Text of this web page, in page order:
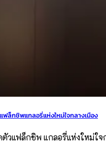
ฟล็กชิพแกลอรี่แห่งใหม่ใจกลางเมือง
ตัวแฟล็กชิพ แกลอรี่แห่งใหม่ใ